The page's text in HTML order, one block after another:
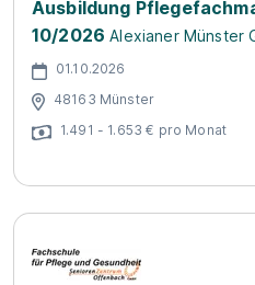
Ausbildung
10/2026 Alexianer Münster
01.10.2026
48163 Münster
1.491 - 1.653 € pro Monat